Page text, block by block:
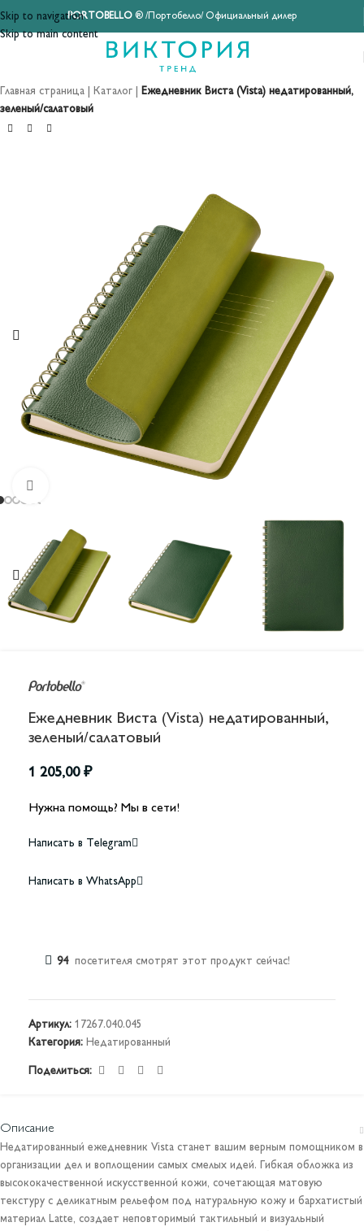
Skip to navigation
Skip to main content
PORTOBELLO® /Портобелло/ Официальный дилер
Главная страница Каталог
Ежедневник Виста (Vista) недатированный,
зеленый/салатовый
Ежедневник Виста (Vista) недатированный,
зеленый/салатовый
1 205,00 ₽
Нужна помощь? Мы в сети!
Написать в Telegram
Написать в WhatsApp
94 посетителя смотрят этот продукт сейчас!
Артикул: 17267.040.045
Категория: Недатированный
Поделиться:
Описание
Недатированный ежедневник Vista станет вашим верным помощником в
организации дел и воплощении самых смелых идей. Гибкая обложка из
высококачественной искусственной кожи, сочетающая матовую
текстуру с деликатным рельефом под натуральную кожу и бархатистый
материал Latte, создает неповторимый тактильный и визуальный